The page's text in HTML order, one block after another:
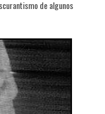
de algunos